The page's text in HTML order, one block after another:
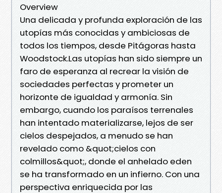
Overview
Una delicada y profunda exploración de las
utopías más conocidas y ambiciosas de
todos los tiempos, desde Pitágoras hasta
Woodstock.Las utopías han sido siempre un
faro de esperanza al recrear la visión de
sociedades perfectas y prometer un
horizonte de igualdad y armonía. Sin
embargo, cuando los paraísos terrenales
han intentado materializarse, lejos de ser
cielos despejados, a menudo se han
revelado como &quot;cielos con
colmillos&quot;, donde el anhelado eden
se ha transformado en un infierno. Con una
perspectiva enriquecida por las